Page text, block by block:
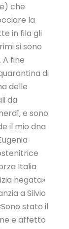
che
la
in fila gli
si sono
A fine
di
delle
da
e sono
il mio dna
Italia
negata»
a Silvio
stato il
e affetto